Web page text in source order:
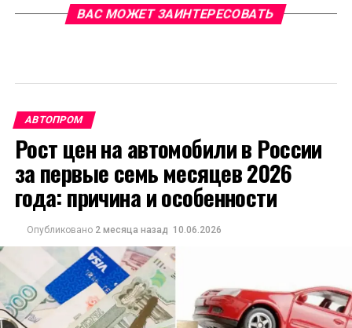
ВАС МОЖЕТ ЗАИНТЕРЕСОВАТЬ
АВТОПРОМ
Рост цен на автомобили в России
за первые семь месяцев 2026
года: причина и особенности
Опубликовано 2 месяца назад 10.06.2026